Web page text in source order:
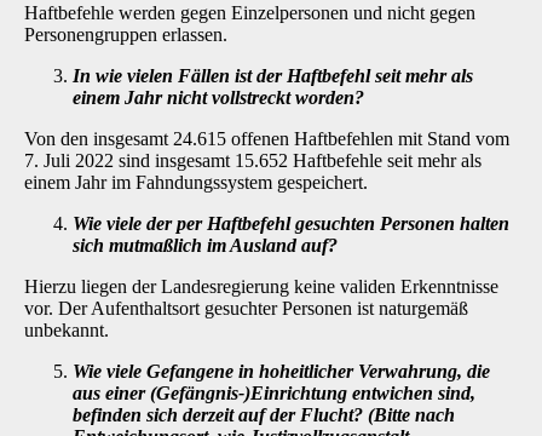
Haftbefehle werden gegen Einzelpersonen und nicht gegen
Personengruppen erlassen.
In wie vielen Fällen ist der Haftbefehl seit mehr als
einem Jahr nicht vollstreckt worden?
Von den insgesamt 24.615 offenen Haftbefehlen mit Stand vom
7. Juli 2022 sind insgesamt 15.652 Haftbefehle seit mehr als
einem Jahr im Fahndungssystem gespeichert.
Wie viele der per Haftbefehl gesuchten Personen halten
sich mutmaßlich im Ausland auf?
Hierzu liegen der Landesregierung keine validen Erkenntnisse
vor. Der Aufenthaltsort gesuchter Personen ist naturgemäß
unbekannt.
Wie viele Gefangene in hoheitlicher Verwahrung, die
aus einer (Gefängnis-)Einrichtung entwichen sind,
befinden sich derzeit auf der Flucht? (Bitte nach